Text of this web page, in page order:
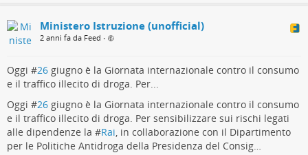
Ministero Istruzione (unofficial)
2 anni fa da Feed •
Oggi #26 giugno è la Giornata internazionale contro il consumo
e il traffico illecito di droga. Per...
Oggi #26 giugno è la Giornata internazionale contro il consumo
e il traffico illecito di droga. Per sensibilizzare sui rischi legati
alle dipendenze la #Rai, in collaborazione con il Dipartimento
per le Politiche Antidroga della Presidenza del Consig…